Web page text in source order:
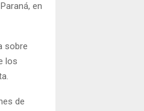
en
sobre
los
de